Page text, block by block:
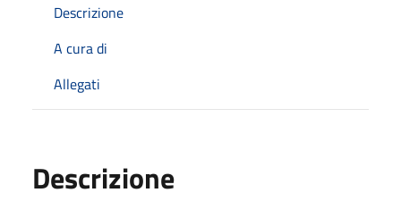
Descrizione
A cura di
Allegati
Descrizione